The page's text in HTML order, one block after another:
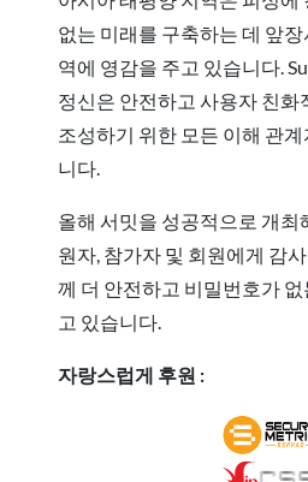
없는 미래를 구축하는 데 앞
역에 영감을 주고 있습니다.
정신은 안전하고 사용자 친화
조성하기 위한 모든 이해 관
니다.
올해 서밋을 성공적으로 개최
원자, 참가자 및 회원에게 감
께 더 안전하고 비밀번호가
고 있습니다.
자랑스럽게 후원 :